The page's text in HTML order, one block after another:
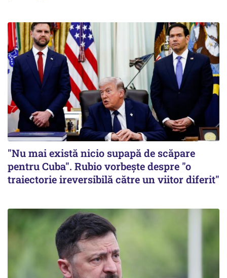
"Nu mai există nicio supapă de scăpare
pentru Cuba". Rubio vorbește despre "o
traiectorie ireversibilă către un viitor diferit"